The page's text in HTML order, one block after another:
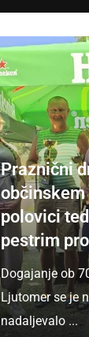
Praznični
polovici
pestrim
Dogajanje ob
Ljutomer se je
nadaljevalo ...